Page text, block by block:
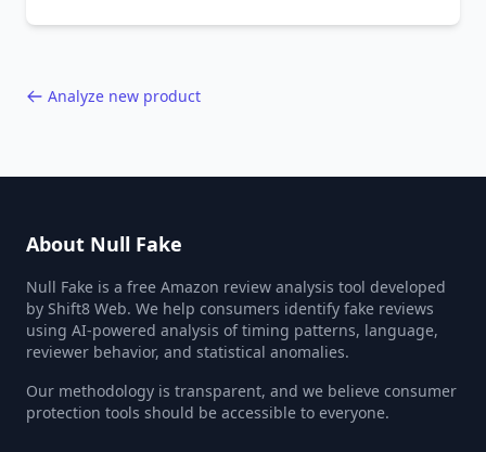
Analyze new product
About Null Fake
Null Fake is a free Amazon review analysis tool developed
by Shift8 Web. We help consumers identify fake reviews
using AI-powered analysis of timing patterns, language,
reviewer behavior, and statistical anomalies.
Our methodology is transparent, and we believe consumer
protection tools should be accessible to everyone.